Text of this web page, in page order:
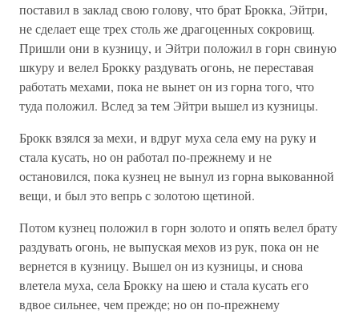
поставил в заклад свою голову, что брат Брокка, Эйтри,
не сделает еще трех столь же драгоценных сокровищ.
Пришли они в кузницу, и Эйтри положил в горн свиную
шкуру и велел Брокку раздувать огонь, не переставая
работать мехами, пока не вынет он из горна того, что
туда положил. Вслед за тем Эйтри вышел из кузницы.
Брокк взялся за мехи, и вдруг муха села ему на руку и
стала кусать, но он работал по-прежнему и не
остановился, пока кузнец не вынул из горна выкованной
вещи, и был это вепрь с золотою щетиной.
Потом кузнец положил в горн золото и опять велел брату
раздувать огонь, не выпуская мехов из рук, пока он не
вернется в кузницу. Вышел он из кузницы, и снова
влетела муха, села Брокку на шею и стала кусать его
вдвое сильнее, чем прежде; но он по-прежнему